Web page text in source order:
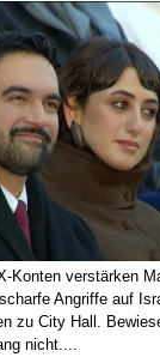
Konten verstärken
Angriffe auf
zu City Hall.
nicht....